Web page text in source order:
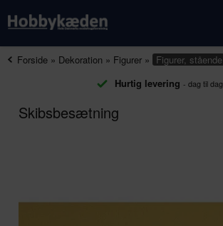
Forside » Dekoration » Figurer » Figurer, stående
Hurtig levering - dag til dag
Skibsbesætning